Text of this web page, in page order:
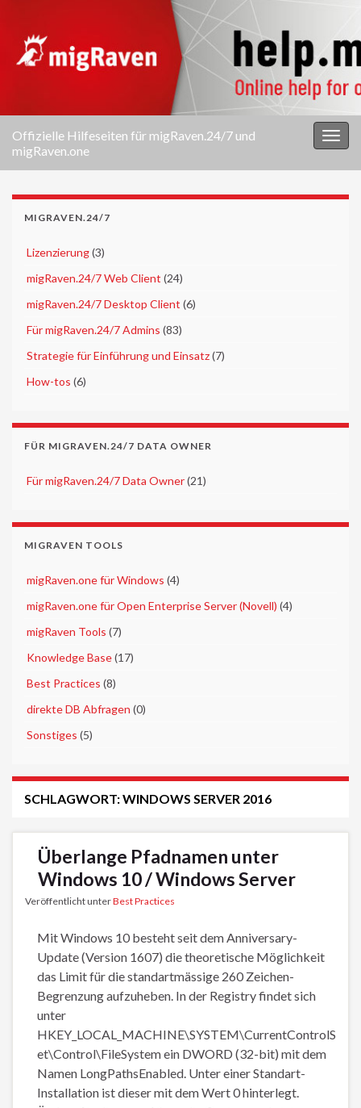
Offizielle Hilfeseiten für migRaven.24/7 und
migRaven.one
MIGRAVEN.24/7
Lizenzierung(3)
migRaven.24/7 Web Client (24)
migRaven.24/7 Desktop Client (6)
Für migRaven.24/7 Admins (83)
Strategie für Einführung und Einsatz(7)
How-tos (6)
FÜR MIGRAVEN.24/7 DATA OWNER
Für migRaven.24/7 Data Owner(21)
MIGRAVEN TOOLS
migRaven.one für Windows (4)
migRaven.one für Open Enterprise Server (Novell) (4)
migRaven Tools (7)
Knowledge Base(17)
Best Practices (8)
direkte DB Abfragen (0)
Sonstiges (5)
SCHLAGWORT:WINDOWS SERVER 2016
Überlange Pfadnamen unter
Windows 10 / Windows Server
Veröffentlicht unterBest Practices
Mit Windows 10 besteht seit dem Anniversary-
Update (Version 1607) die theoretische Möglichkeit
das Limit für die standartmässige 260 Zeichen-
Begrenzung aufzuheben. In der Registry findet sich
unter
HKEY_LOCAL_MACHINE\SYSTEM\CurrentControlS
et\Control\FileSystem ein DWORD (32-bit) mit dem
Namen LongPathsEnabled. Unter einer Standart-
Installation ist dieser mit dem Wert 0 hinterlegt.